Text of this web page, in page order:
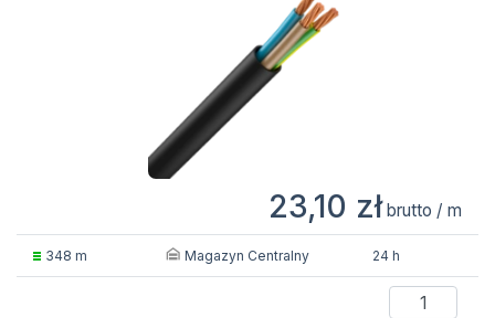
23,10 zł brutto / m
348 m Magazyn Centralny 24 h